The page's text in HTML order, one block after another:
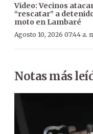
Video: Vecinos
“rescatar” a
moto en Lambaré
Agosto 10, 2026 07:44 a.
Notas más